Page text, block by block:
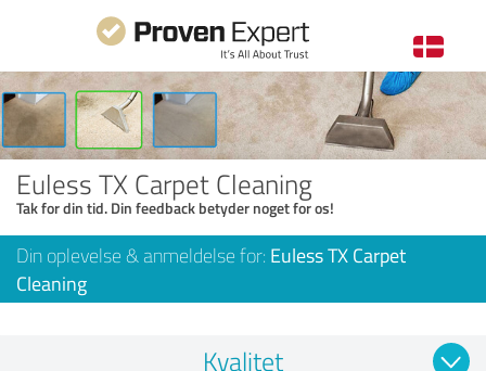
Euless TX Carpet Cleaning
Tak for din tid. Din feedback betyder noget for os!
Din oplevelse & anmeldelse for: Euless TX Carpet
Cleaning
Kvalitet